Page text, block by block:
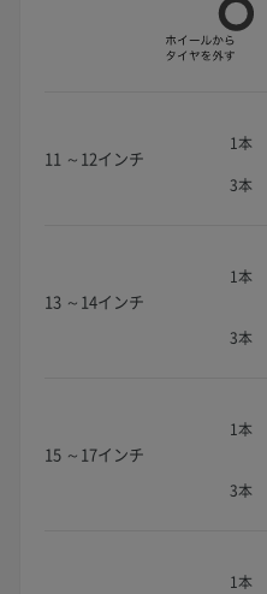
11 ～12インチ
1本
3本
13 ～14インチ
1本
3本
15 ～17インチ
1本
3本
1本